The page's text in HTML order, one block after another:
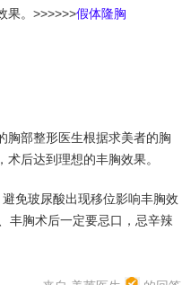
果。>>>>>>假体隆胸
部整形医生根据求美者的胸
后达到理想的丰胸效果。
免玻尿酸出现移位影响丰胸效
丰胸术后一定要忌口，忌辛辣